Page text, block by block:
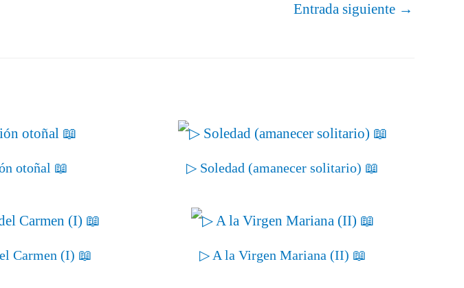
Entrada siguiente →
otoñal 📖 ▷ Soledad (amanecer solitario) 📖
Carmen (I) 📖 ▷ A la Virgen Mariana (II) 📖